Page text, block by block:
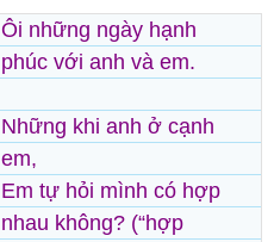
Ôi những ngày hạnh
phúc với anh và em.
Những khi anh ở cạnh
em,
Em tự hỏi mình có hợp
nhau không? (“hợp